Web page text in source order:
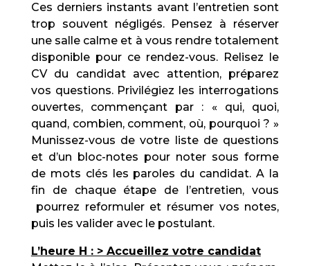
Ces derniers instants avant l’entretien sont
trop souvent négligés. Pensez à réserver
une salle calme et à vous rendre totalement
disponible pour ce rendez-vous. Relisez le
CV du candidat avec attention, préparez
vos questions. Privilégiez les interrogations
ouvertes, commençant par : « qui, quoi,
quand, combien, comment, où, pourquoi ? »
Munissez-vous de votre liste de questions
et d’un bloc-notes pour noter sous forme
de mots clés les paroles du candidat. A la
fin de chaque étape de l’entretien, vous
pourrez reformuler et résumer vos notes,
puis les valider avec le postulant.
L’heure H : > Accueillez votre candidat